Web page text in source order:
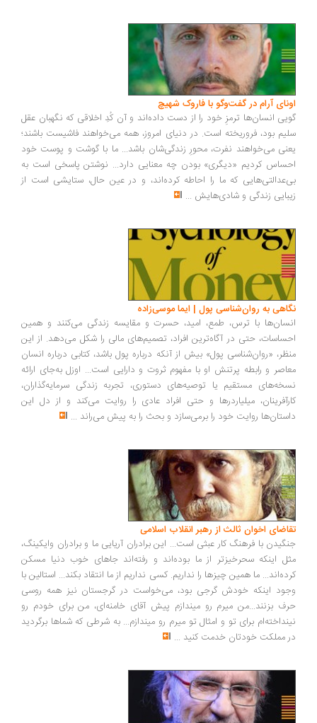
آرام در گفت‌وگو با فاروک شهیچ‭
انسان‌ها ترمزِ خود را از دست داده‌اند و آن کُدِ اخلاقی که نگهبان عقل
بود، فروریخته است. در دنیای امروز، همه می‌خواهند فاشیست باشند؛
می‌خواهند نفرت، محورِ زندگی‌شان باشد... ما با گوشت و پوست خود
کردیم «دیگری» بودن چه معنایی دارد... نوشتن پاسخی است به
که ما را احاطه کرده‌اند، و در عین حال، ستایشی است از
زندگی و شادی‌هایش...
به روان‌شناسی پول | ایما موسی‌زاده
با ترس، طمع، امید، حسرت و مقایسه زندگی می‌کنند و همین
حتی در آگاه‌ترین افراد، تصمیم‌های مالی را شکل می‌دهد. از این
«روان‌شناسی پول» بیش از آنکه درباره پول باشد، کتابی درباره انسان
و رابطه پرتنش او با مفهوم ثروت و دارایی است... اوزل به‌جای ارائه
مستقیم یا توصیه‌های دستوری، تجربه زندگی سرمایه‌گذاران،
میلیاردرها و حتی افراد عادی را روایت می‌کند و از دل این
روایت خود را برمی‌سازد و بحث را به پیش می‌راند...
اخوان ثالث از رهبر انقلاب اسلامی
با فرهنگ کار عبثی است... این برادران آریایی ما و برادران وایکینگ،
اینکه سحرخیزتر از ما بوده‌اند و رفته‌اند جاهای خوب دنیا مسکن
ما همین چیزها را نداریم. کسی نداریم از ما انتقاد بکند... استالین با
اینکه خودش گرجی بود، می‌خواست در گرجستان نیز همه روسی
بزنند...من میرم رو میندازم پیش آقای خامنه‌ای، من برای خودم رو
برای تو و امثال تو میرم رو میندازم... به شرطی که شماها برگردید
مملکت خودتان خدمت کنید...